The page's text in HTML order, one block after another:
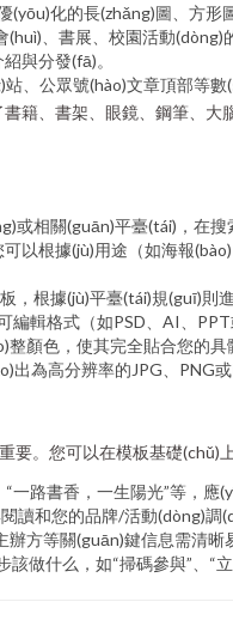
(yōu)化的長(zhǎng)圖、方形
(huì)、書展、校園活動(dòng)
與分發(fā)。
站、公眾號(hào)文章頂部等數
籍、書架、眼鏡、鋼筆、
或相關(guān)平臺(tái)，在搜
可以根據(jù)用途（如海報
，根據(jù)平臺(tái)規(guī)則
編輯格式（如PSD、AI、
顏色，使其完全貼合您的具
出為高分辨率的JPG、PNG
要。您可以在模板基礎(chǔ)
一路書香，一生陽光”等，應
讀和您的品牌/活動(dòng)調
辦方等關(guān)鍵信息需清晰
該做什么，如“掃碼參與”、“